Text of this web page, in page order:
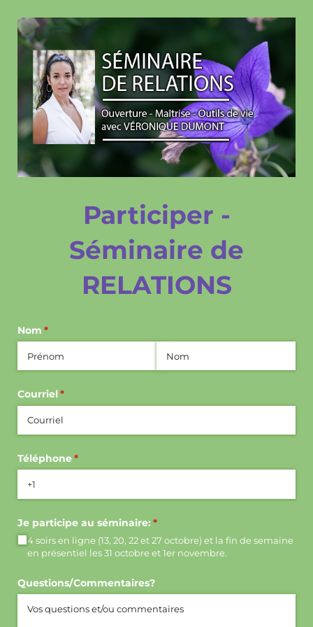
Participer -
Séminaire de
RELATIONS
Nom *
(requis)
Courriel *
(requis)
Téléphone*
(requis)
Je participe au séminaire: *
(requis)
4 soirs en ligne (13, 20, 22 et 27 octobre) et la fin de semaine
en présentiel les 31 octobre et 1er novembre.
Questions/​Commentaires?